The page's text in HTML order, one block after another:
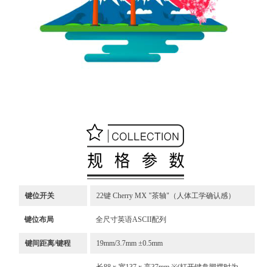
键位开关 22键 Cherry MX "茶轴"（人体工学确认感）
键位布局 全尺寸英语ASCII配列
键间距离/键程 19mm/3.7mm ±0.5mm